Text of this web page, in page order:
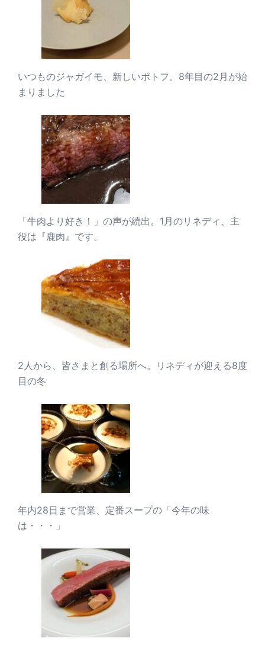
いつものジャガイモ、新しいポトフ。8年目の2月が始
まりました
「牛肉より好き！」の声が続出。1月のリネディ、主
役は『鹿肉』です。
2人から、皆さまと創る場所へ。リネディが迎える8度
目の冬
年内28日まで営業、定番スープの「今年の味
は・・・」